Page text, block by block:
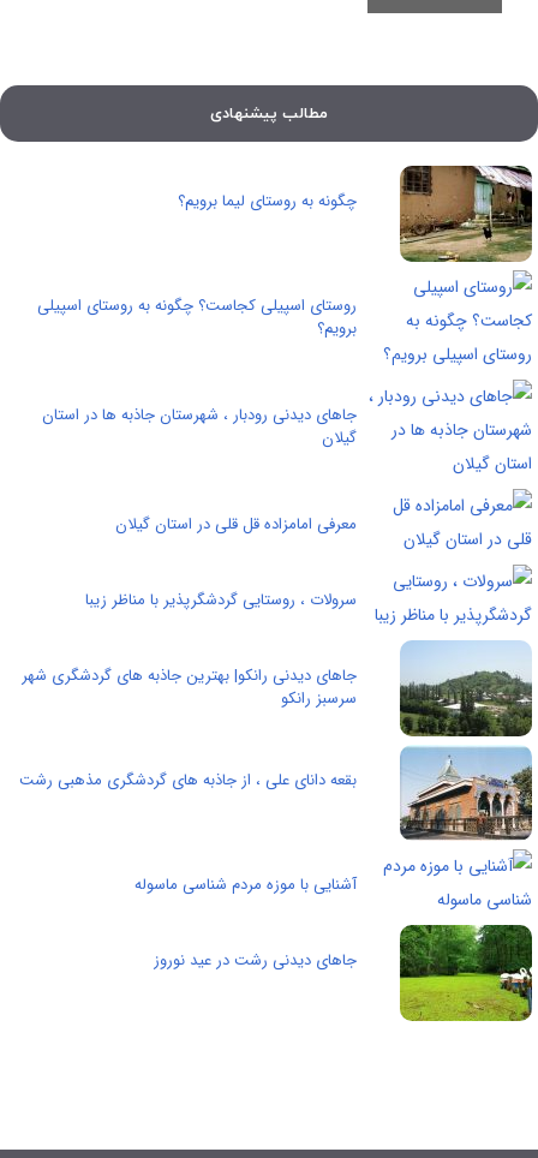
مطالب پیشنهادی
چگونه به روستای لیما برویم؟
روستای اسپیلی کجاست؟ چگونه به روستای اسپیلی
برویم؟
جاهای دیدنی رودبار ، شهرستان جاذبه ها در استان
گیلان
معرفی امامزاده قل قلی در استان گیلان
سرولات ، روستایی گردشگرپذیر با مناظر زیبا
جاهای دیدنی رانکو| بهترین جاذبه های گردشگری شهر
سرسبز رانکو
بقعه دانای علی ، از جاذبه های گردشگری مذهبی رشت
آشنایی با موزه مردم شناسی ماسوله
جاهای دیدنی رشت در عید نوروز